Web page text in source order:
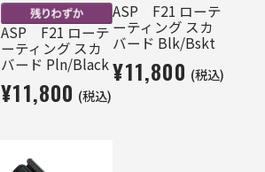
ASP F21 ローテ
ーティング スカ
バード Pln/Black
¥11,800 (税込)
ASP F21 ローテ
ーティング スカ
バード Blk/Bskt
¥11,800 (税込)